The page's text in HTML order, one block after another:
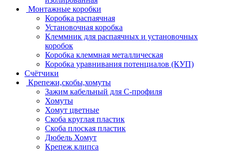
Монтажные коробки
Коробка распаячная
Установочная коробка
Клеммник для распаячных и установочных
коробок
Коробка клеммная металлическая
Коробка уравнивания потенциалов (КУП)
Счётчики
Крепежи,скобы,хомуты
Зажим кабельный для С-профиля
Хомуты
Хомут цветные
Скоба круглая пластик
Скоба плоская пластик
Дюбель Хомут
Крепеж клипса